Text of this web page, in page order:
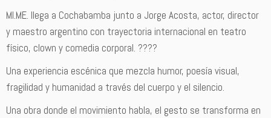
MI.ME. llega a Cochabamba junto a Jorge Acosta, actor, director
y maestro argentino con trayectoria internacional en teatro
físico, clown y comedia corporal. ????
Una experiencia escénica que mezcla humor, poesía visual,
fragilidad y humanidad a través del cuerpo y el silencio.
Una obra donde el movimiento habla, el gesto se transforma en